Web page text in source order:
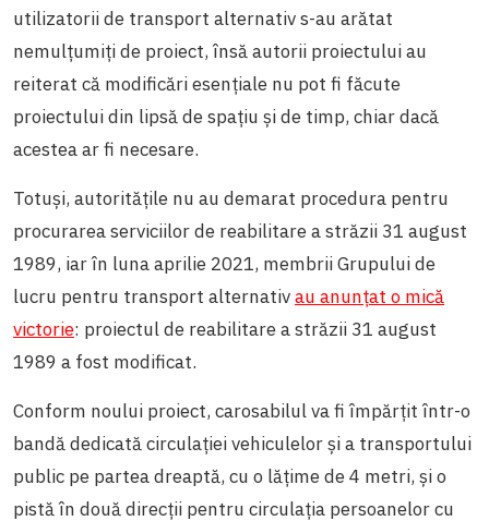
utilizatorii de transport alternativ s-au arătat
nemulțumiți de proiect, însă autorii proiectului au
reiterat că modificări esențiale nu pot fi făcute
proiectului din lipsă de spațiu și de timp, chiar dacă
acestea ar fi necesare.
Totuși, autoritățile nu au demarat procedura pentru
procurarea serviciilor de reabilitare a străzii 31 august
1989, iar în luna aprilie 2021, membrii Grupului de
lucru pentru transport alternativau anunțat o mică
victorie: proiectul de reabilitare a străzii 31 august
1989 a fost modificat.
Conform noului proiect, carosabilul va fi împărțit într-o
bandă dedicată circulației vehiculelor și a transportului
public pe partea dreaptă, cu o lățime de 4 metri, și o
pistă în două direcții pentru circulația persoanelor cu